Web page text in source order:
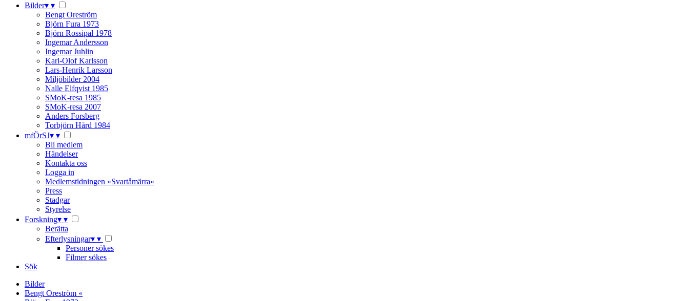
Bilder▾ ▾
Bengt Oreström
Björn Fura 1973
Björn Rossipal 1978
Ingemar Andersson
Ingemar Juhlin
Karl-Olof Karlsson
Lars-Henrik Larsson
Miljöbilder 2004
Nalle Elfqvist 1985
SMoK-resa 1985
SMoK-resa 2007
Anders Forsberg
Torbjörn Hård 1984
mfÖrSJ▾ ▾
Bli medlem
Händelser
Kontakta oss
Logga in
Medlemstidningen »Svartåmärra«
Press
Stadgar
Styrelse
Forskning▾ ▾
Berätta
Efterlysningar▾ ▾
Personer sökes
Filmer sökes
Sök
Bilder
Bengt Oreström «